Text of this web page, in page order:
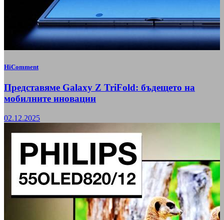
HiComment
Представяме Galaxy Z TriFold: бъдещето на
мобилните иновации
02.12.2025